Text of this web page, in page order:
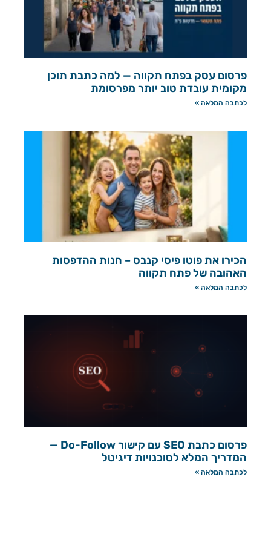
פרסום עסק בפתח תקווה — למה כתבת תוכן
מקומית עובדת טוב יותר מפרסומת
לכתבה המלאה »
הכירו את פוטו פיסי קנבס – חנות ההדפסות
האהובה של פתח תקווה
לכתבה המלאה »
פרסום כתבת SEO עם קישור Do-Follow —
המדריך המלא לסוכנויות דיגיטל
לכתבה המלאה »